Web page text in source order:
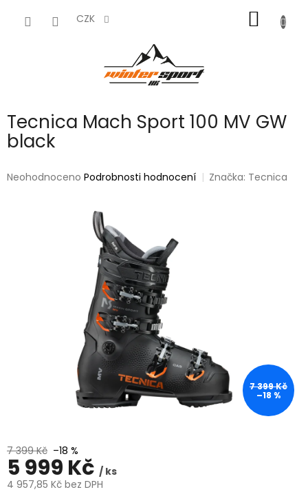
CZK
KOŠÍK
Tecnica Mach Sport 100 MV GW
black
Průměrné
Neohodnoceno Podrobnosti hodnocení Značka: Tecnica
7 399 Kč
–18 %
7 399 Kč –18 %
5 999 Kč / ks
4 957,85 Kč bez DPH